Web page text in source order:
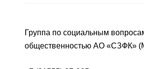
Группа по социальным
общественностью АО «СЗФК»